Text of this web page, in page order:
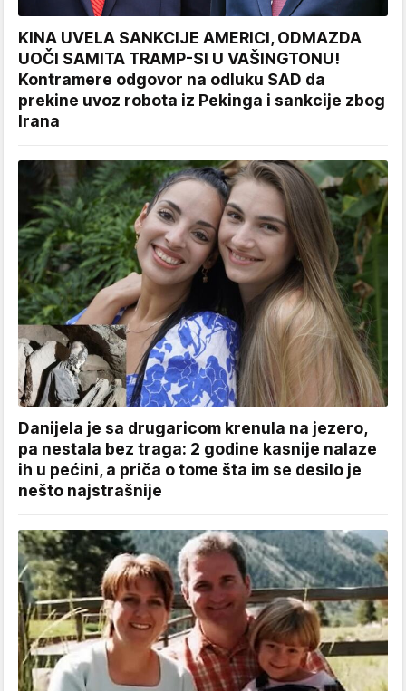
KINA UVELA SANKCIJE AMERICI, ODMAZDA
UOČI SAMITA TRAMP-SI U VAŠINGTONU!
Kontramere odgovor na odluku SAD da
prekine uvoz robota iz Pekinga i sankcije zbog
Irana
Danijela je sa drugaricom krenula na jezero,
pa nestala bez traga: 2 godine kasnije nalaze
ih u pećini, a priča o tome šta im se desilo je
nešto najstrašnije